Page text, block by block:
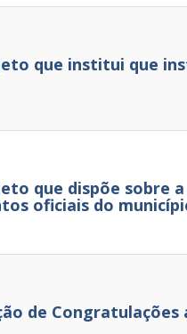
que institui que
que dispõe sobre
oficiais do
de Congratulações